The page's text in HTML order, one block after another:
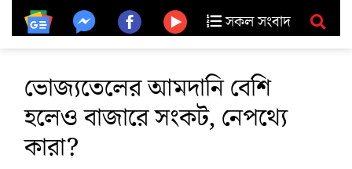
সকল সংবাদ
ভোজ্যতেলের আমদানি বেশি
হলেও বাজারে সংকট, নেপথ্যে
কারা?